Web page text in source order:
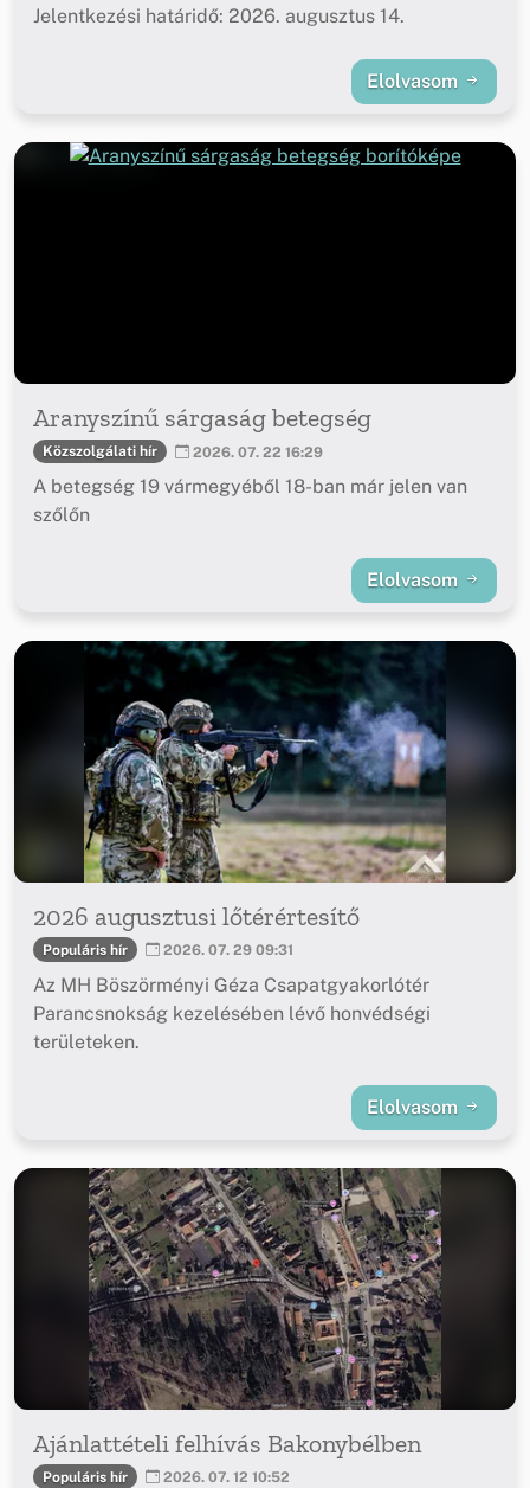
Jelentkezési határidő: 2026. augusztus 14.
Elolvasom
Aranyszínű sárgaság betegség
Közszolgálati hír 2026. 07. 22 16:29
A betegség 19 vármegyéből 18-ban már jelen van
szőlőn
Elolvasom
2026 augusztusi lőtérértesítő
Populáris hír 2026. 07. 29 09:31
Az MH Böszörményi Géza Csapatgyakorlótér
Parancsnokság kezelésében lévő honvédségi
területeken.
Elolvasom
Ajánlattételi felhívás Bakonybélben
Populáris hír 2026. 07. 12 10:52